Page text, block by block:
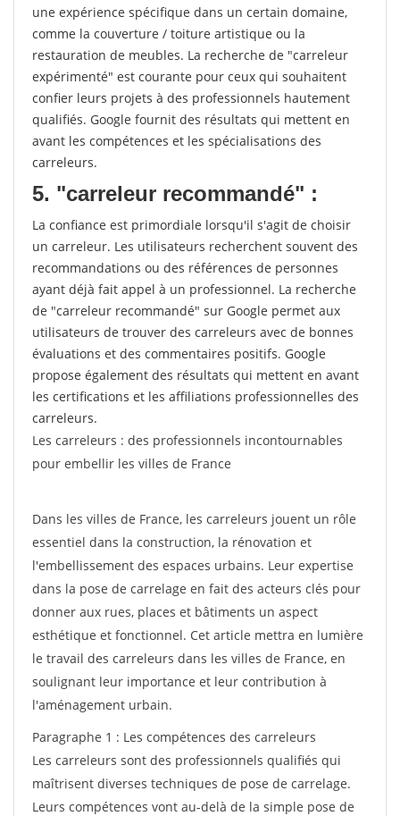
une expérience spécifique dans un certain domaine,
comme la couverture / toiture artistique ou la
restauration de meubles. La recherche de "carreleur
expérimenté" est courante pour ceux qui souhaitent
confier leurs projets à des professionnels hautement
qualifiés. Google fournit des résultats qui mettent en
avant les compétences et les spécialisations des
carreleurs.
5. "carreleur recommandé" :
La confiance est primordiale lorsqu'il s'agit de choisir
un carreleur. Les utilisateurs recherchent souvent des
recommandations ou des références de personnes
ayant déjà fait appel à un professionnel. La recherche
de "carreleur recommandé" sur Google permet aux
utilisateurs de trouver des carreleurs avec de bonnes
évaluations et des commentaires positifs. Google
propose également des résultats qui mettent en avant
les certifications et les affiliations professionnelles des
carreleurs.
Les carreleurs : des professionnels incontournables
pour embellir les villes de France
Dans les villes de France, les carreleurs jouent un rôle
essentiel dans la construction, la rénovation et
l'embellissement des espaces urbains. Leur expertise
dans la pose de carrelage en fait des acteurs clés pour
donner aux rues, places et bâtiments un aspect
esthétique et fonctionnel. Cet article mettra en lumière
le travail des carreleurs dans les villes de France, en
soulignant leur importance et leur contribution à
l'aménagement urbain.
Paragraphe 1 : Les compétences des carreleurs
Les carreleurs sont des professionnels qualifiés qui
maîtrisent diverses techniques de pose de carrelage.
Leurs compétences vont au-delà de la simple pose de